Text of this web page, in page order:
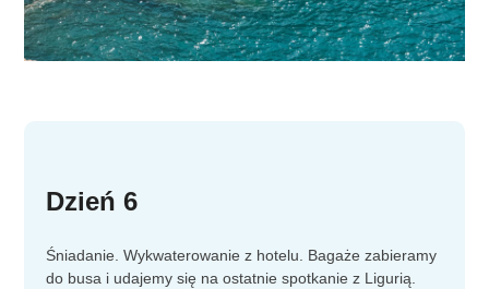
Dzień 6
Śniadanie. Wykwaterowanie z hotelu. Bagaże zabieramy
do busa i udajemy się na ostatnie spotkanie z Ligurią.